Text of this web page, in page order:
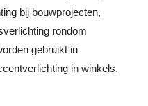
bij bouwprojecten,
rondom
gebruikt in
in winkels.